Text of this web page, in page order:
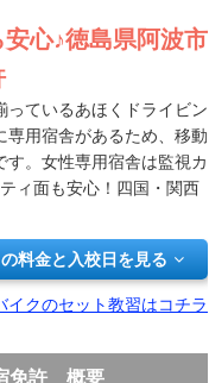
心♪徳島県阿波市
っているあほくドライビン
専用宿舎があるため、移動
。女性専用宿舎は監視カ
ィ面も安心！四国・関西
料金と入校日を見る
イクのセット教習はコチラ
免許 概要